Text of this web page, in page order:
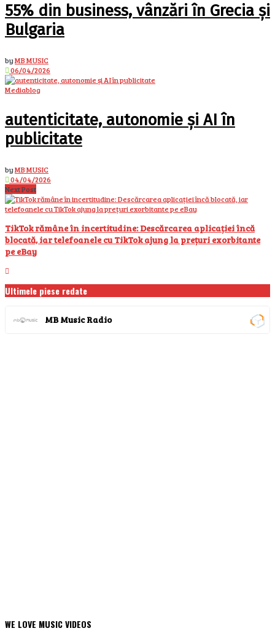
55% din business, vânzări în Grecia și
Bulgaria
byMB MUSIC
06/04/2026
Mediablog
autenticitate, autonomie și AI în
publicitate
byMB MUSIC
04/04/2026
Next Post
TikTok rămâne în incertitudine: Descărcarea aplicației încă
blocată, iar telefoanele cu TikTok ajung la prețuri exorbitante
pe eBay
Ultimele piese redate
MB Music Radio
WE LOVE MUSIC VIDEOS